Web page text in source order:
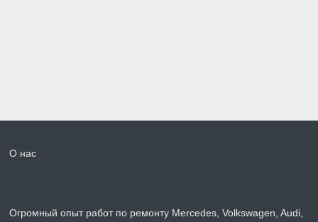
О нас
Огромный опыт работ по ремонту Mercedes, Volkswagen, Audi,